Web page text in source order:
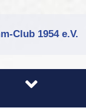
Club 1954 e.V.